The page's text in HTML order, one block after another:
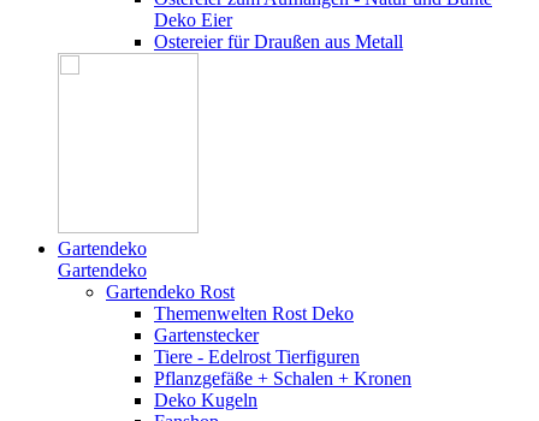
Deko Eier
Ostereier für Draußen aus Metall
Gartendeko
Gartendeko
Gartendeko Rost
Themenwelten Rost Deko
Gartenstecker
Tiere - Edelrost Tierfiguren
Pflanzgefäße + Schalen + Kronen
Deko Kugeln